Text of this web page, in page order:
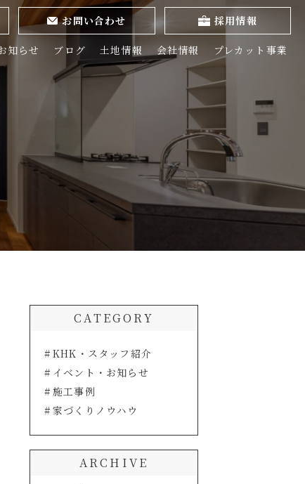
お問い合わせ 採用情報
知らせ ブログ 土地情報 会社情報 プレカット事業
CATEGORY
KHK・スタッフ紹介
イベント・お知らせ
施工事例
家づくりノウハウ
ARCHIVE